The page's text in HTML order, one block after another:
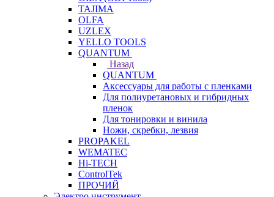
TAJIMA
OLFA
UZLEX
YELLO TOOLS
QUANTUM
Назад
QUANTUM
Аксессуары для работы с пленками
Для полиуретановых и гибридных
пленок
Для тонировки и винила
Ножи, скребки, лезвия
PROPAKEL
WEMATEC
Hi-TECH
ControlTek
ПРОЧИЙ